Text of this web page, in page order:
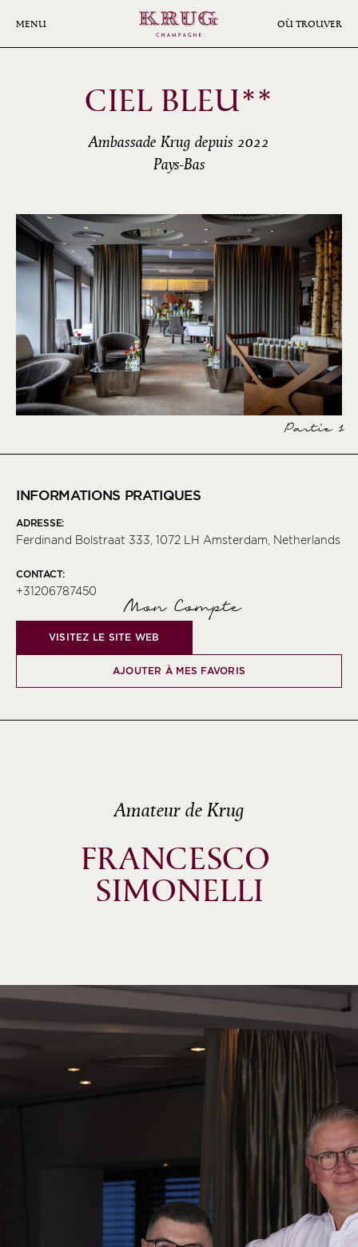
MENU OÙ TROUVER
CIEL BLEU**
Ambassade Krug depuis 2022
Pays-Bas
Partie 1
INFORMATIONS PRATIQUES
ADRESSE:
Ferdinand Bolstraat 333, 1072 LH Amsterdam, Netherlands
CONTACT:
+31206787450
Mon Compte
VISITEZ LE SITE WEB
AJOUTER À MES FAVORIS
Amateur de Krug
FRANCESCO
SIMONELLI